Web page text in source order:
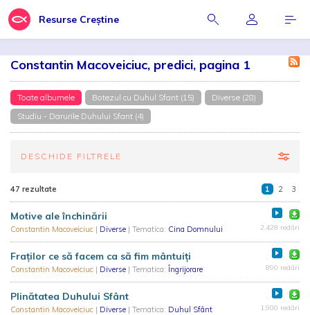
Resurse Creștine
Constantin Macoveiciuc, predici, pagina 1
Toate albumele Botezul cu Duhul Sfant (15)
Diverse (28)
Studiu - Darurile Duhului Sfant (4)
DESCHIDE FILTRELE
47 rezultate 1 2 3
Motive ale închinării
Constantin Macoveiciuc | Diverse | Tematica: Cina Domnului 2.428 redări
Fraţilor ce să facem ca să fim mântuiţi
Constantin Macoveiciuc | Diverse | Tematica: Îngrijorare 890 redări
Plinătatea Duhului Sfânt
Constantin Macoveiciuc | Diverse | Tematica: Duhul Sfânt 1.900 redări